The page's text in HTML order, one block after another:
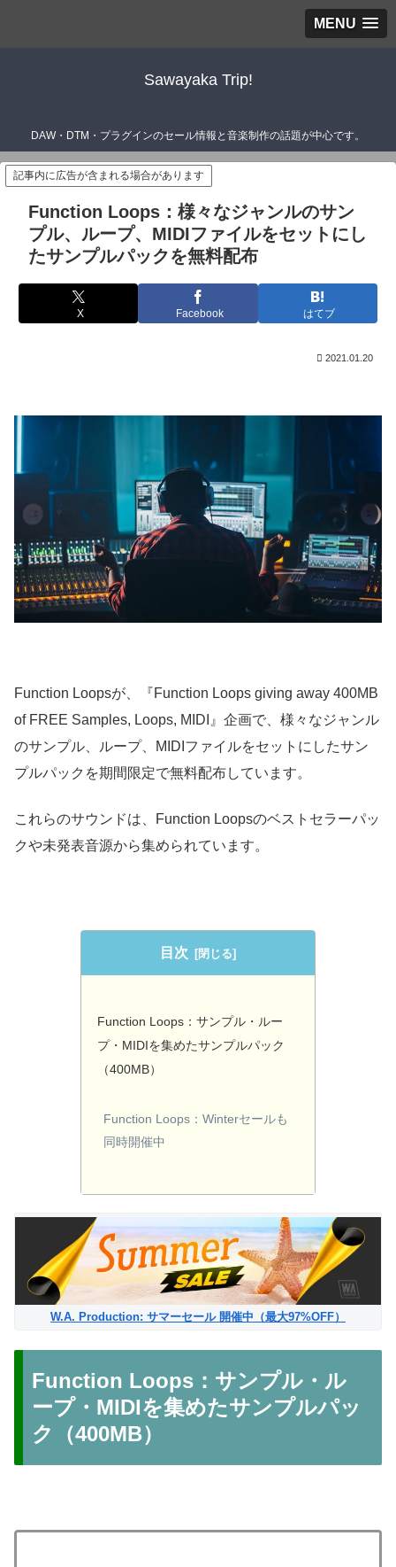
MENU
Sawayaka Trip!
DAW・DTM・プラグインのセール情報と音楽制作の話題が中心です。
記事内に広告が含まれる場合があります
Function Loops：様々なジャンルのサン
プル、ループ、MIDIファイルをセットにし
たサンプルパックを無料配布
X Facebook はてブ
2021.01.20
Function Loopsが、『Function Loops giving away 400MB
of FREE Samples, Loops, MIDI』企画で、様々なジャンル
のサンプル、ループ、MIDIファイルをセットにしたサン
プルパックを期間限定で無料配布しています。
これらのサウンドは、Function Loopsのベストセラーパッ
クや未発表音源から集められています。
目次
Function Loops：サンプル・ルー
プ・MIDIを集めたサンプルパック
（400MB）
Function Loops：Winterセールも
同時開催中
W.A. Production: サマーセール 開催中（最大97%OFF）
Function Loops：サンプル・ル
ープ・MIDIを集めたサンプルパッ
ク（400MB）